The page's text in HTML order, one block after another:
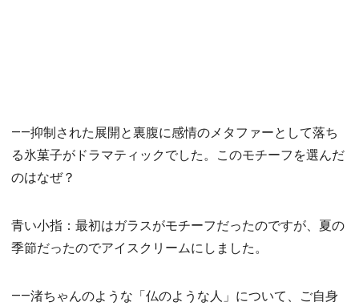
――抑制された展開と裏腹に感情のメタファーとして落ち
る氷菓子がドラマティックでした。このモチーフを選んだ
のはなぜ？
青い小指：最初はガラスがモチーフだったのですが、夏の
季節だったのでアイスクリームにしました。
――渚ちゃんのような「仏のような人」について、ご自身